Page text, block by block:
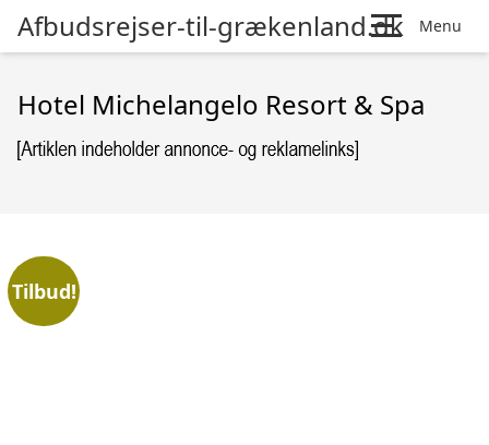
Afbudsrejser-til-grækenland.dk Menu
Hotel Michelangelo Resort & Spa
Tilbud!